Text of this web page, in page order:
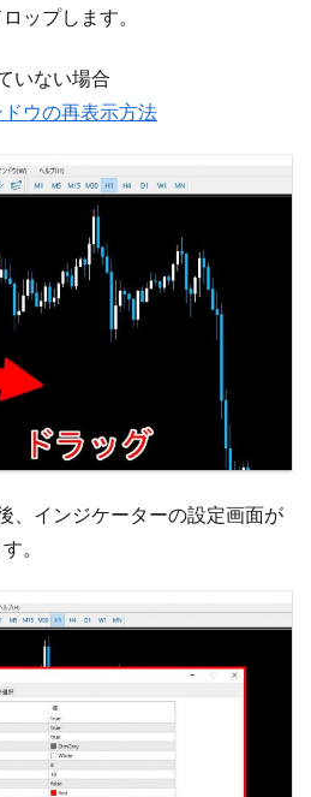
ップします。
いない場合
ウの再表示方法
、インジケーターの設定画面が
。